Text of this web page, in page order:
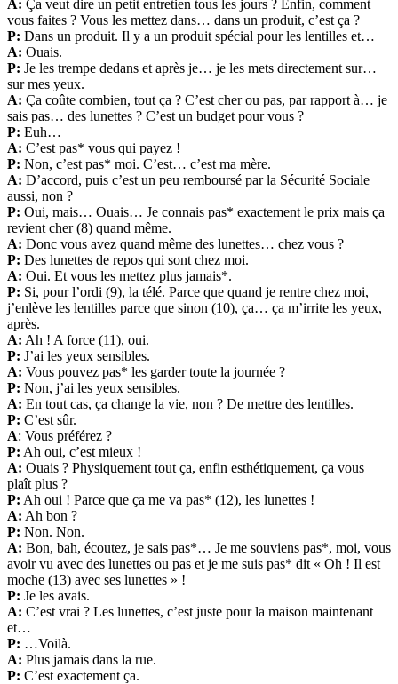
A: Ça veut dire un petit entretien tous les jours ? Enfin, comment
vous faites ? Vous les mettez dans… dans un produit, c’est ça ?
P: Dans un produit. Il y a un produit spécial pour les lentilles et…
A: Ouais.
P: Je les trempe dedans et après je… je les mets directement sur…
sur mes yeux.
A: Ça coûte combien, tout ça ? C’est cher ou pas, par rapport à… je
sais pas… des lunettes ? C’est un budget pour vous ?
P: Euh…
A: C’est pas* vous qui payez !
P: Non, c’est pas* moi. C’est… c’est ma mère.
A: D’accord, puis c’est un peu remboursé par la Sécurité Sociale
aussi, non ?
P: Oui, mais… Ouais… Je connais pas* exactement le prix mais ça
revient cher (8) quand même.
A: Donc vous avez quand même des lunettes… chez vous ?
P: Des lunettes de repos qui sont chez moi.
A: Oui. Et vous les mettez plus jamais*.
P: Si, pour l’ordi (9), la télé. Parce que quand je rentre chez moi,
j’enlève les lentilles parce que sinon (10), ça… ça m’irrite les yeux,
après.
A: Ah ! A force (11), oui.
P: J’ai les yeux sensibles.
A: Vous pouvez pas* les garder toute la journée ?
P: Non, j’ai les yeux sensibles.
A: En tout cas, ça change la vie, non ? De mettre des lentilles.
P: C’est sûr.
A: Vous préférez ?
P: Ah oui, c’est mieux !
A: Ouais ? Physiquement tout ça, enfin esthétiquement, ça vous
plaît plus ?
P: Ah oui ! Parce que ça me va pas* (12), les lunettes !
A: Ah bon ?
P: Non. Non.
A: Bon, bah, écoutez, je sais pas*… Je me souviens pas*, moi, vous
avoir vu avec des lunettes ou pas et je me suis pas* dit « Oh ! Il est
moche (13) avec ses lunettes » !
P: Je les avais.
A: C’est vrai ? Les lunettes, c’est juste pour la maison maintenant
et…
P: …Voilà.
A: Plus jamais dans la rue.
P: C’est exactement ça.